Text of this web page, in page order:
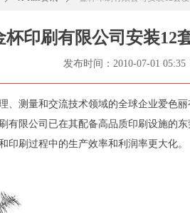
杯印刷有限公司安装12
发布时间： 2010-07-01 05:35
、测量和交流技术领域的全球企业爱色
有限公司已在其配备高品质印刷设施的
印刷过程中的生产效率和利润率更大化。